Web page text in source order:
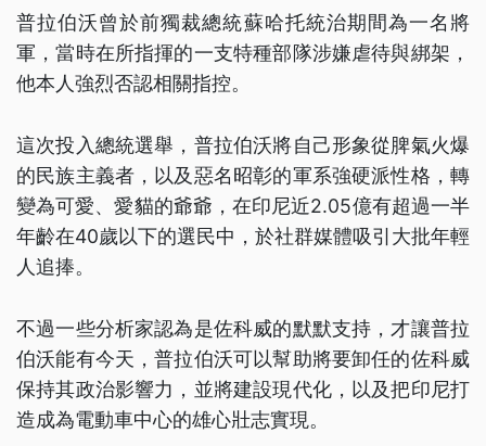
普拉伯沃曾於前獨裁總統蘇哈托統治期間為一名將
軍，當時在所指揮的一支特種部隊涉嫌虐待與綁架，
他本人強烈否認相關指控。
這次投入總統選舉，普拉伯沃將自己形象從脾氣火爆
的民族主義者，以及惡名昭彰的軍系強硬派性格，轉
變為可愛、愛貓的爺爺，在印尼近2.05億有超過一半
年齡在40歲以下的選民中，於社群媒體吸引大批年輕
人追捧。
不過一些分析家認為是佐科威的默默支持，才讓普拉
伯沃能有今天，普拉伯沃可以幫助將要卸任的佐科威
保持其政治影響力，並將建設現代化，以及把印尼打
造成為電動車中心的雄心壯志實現。